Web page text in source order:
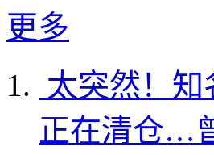
更多
太突然！
正在清仓…